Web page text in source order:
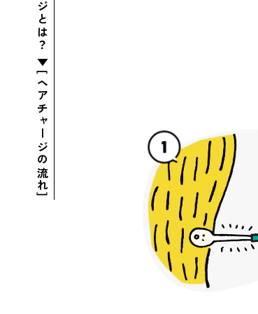
ヘアチャージとは？ ▼［ヘアチャージの流れ］